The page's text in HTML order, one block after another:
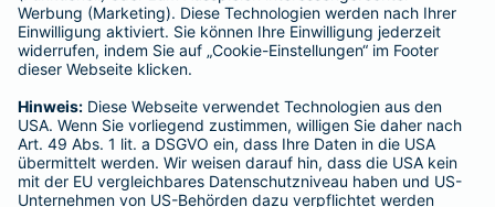
Haftpflichtversicherung
Hausratversicherung
Adresse ändern
Schaden melden
Kilometerstandsmeldung
Serviceübersicht